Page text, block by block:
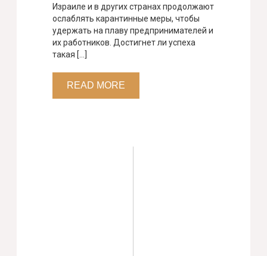
Израиле и в других странах продолжают
ослаблять карантинные меры, чтобы
удержать на плаву предпринимателей и
их работников. Достигнет ли успеха
такая […]
READ MORE